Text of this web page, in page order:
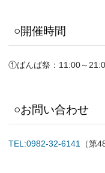
○開催時間
①ばんば祭：11:00～
○お問い合わせ
TEL:0982-32-6141 （第